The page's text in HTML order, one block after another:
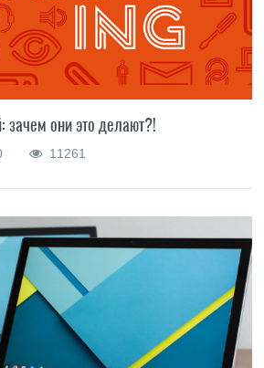
зачем они это делают?!
11261